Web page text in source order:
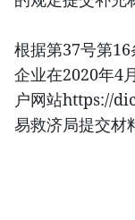
根据第37号第
企业在2020年4
户网站https://
易救济局提交材